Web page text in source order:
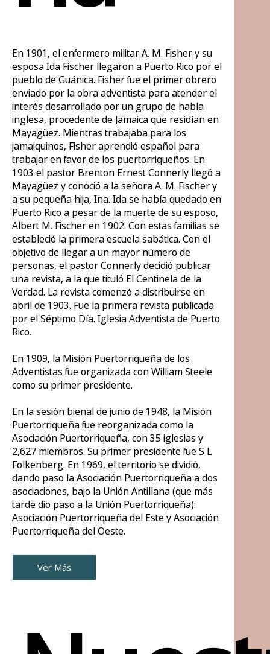
En 1901, el enfermero militar A. M. Fisher y su
esposa Ida Fischer llegaron a Puerto Rico por el
pueblo de Guánica. Fisher fue el primer obrero
enviado por la obra adventista para atender el
interés desarrollado por un grupo de habla
inglesa, procedente de Jamaica que residían en
Mayagüez. Mientras trabajaba para los
jamaiquinos, Fisher aprendió español para
trabajar en favor de los puertorriqueños. En
1903 el pastor Brenton Ernest Connerly llegó a
Mayagüez y conoció a la señora A. M. Fischer y
a su pequeña hija, Ina. Ida se había quedado en
Puerto Rico a pesar de la muerte de su esposo,
Albert M. Fischer en 1902. Con estas familias se
estableció la primera escuela sabática. Con el
objetivo de llegar a un mayor número de
personas, el pastor Connerly decidió publicar
una revista, a la que tituló El Centinela de la
Verdad. La revista comenzó a distribuirse en
abril de 1903. Fue la primera revista publicada
por el Séptimo Día. Iglesia Adventista de Puerto
Rico.
En 1909, la Misión Puertorriqueña de los
Adventistas fue organizada con William Steele
como su primer presidente.
En la sesión bienal de junio de 1948, la Misión
Puertorriqueña fue reorganizada como la
Asociación Puertorriqueña, con 35 iglesias y
2,627 miembros. Su primer presidente fue S L
Folkenberg. En 1969, el territorio se dividió,
dando paso la Asociación Puertorriqueña a dos
asociaciones, bajo la Unión Antillana (que más
tarde dio paso a la Unión Puertorriqueña):
Asociación Puertorriqueña del Este y Asociación
Puertorriqueña del Oeste.
Ver Más